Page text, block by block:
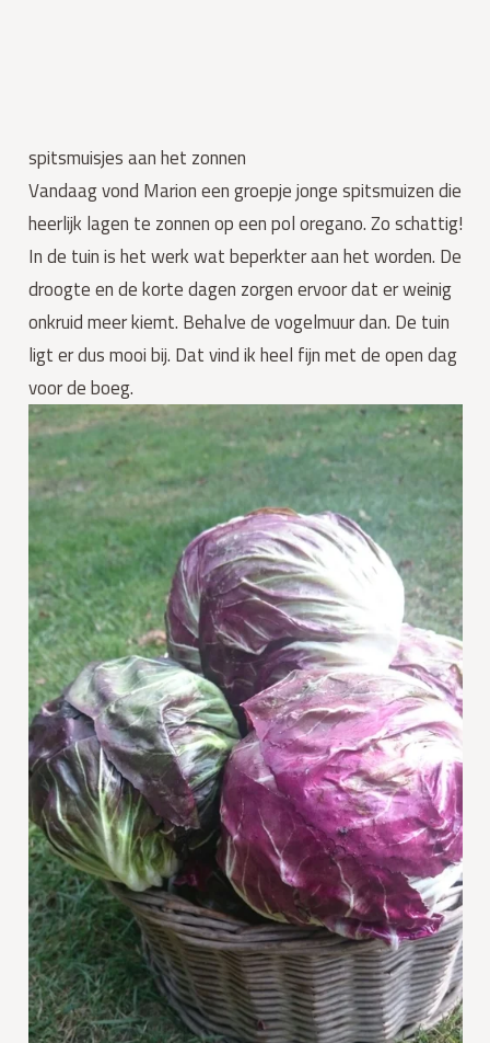
spitsmuisjes aan het zonnen
Vandaag vond Marion een groepje jonge spitsmuizen die
heerlijk lagen te zonnen op een pol oregano. Zo schattig!
In de tuin is het werk wat beperkter aan het worden. De
droogte en de korte dagen zorgen ervoor dat er weinig
onkruid meer kiemt. Behalve de vogelmuur dan. De tuin
ligt er dus mooi bij. Dat vind ik heel fijn met de open dag
voor de boeg.